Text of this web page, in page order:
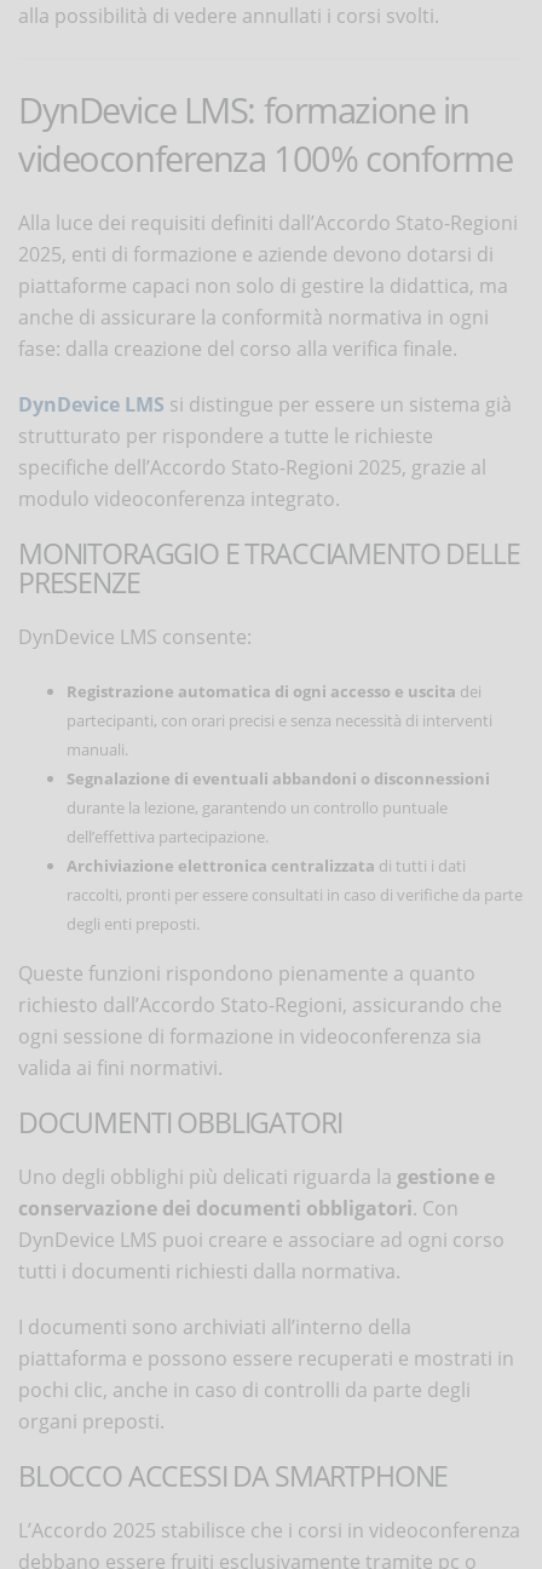
alla possibilità di vedere annullati i corsi svolti.
DynDevice LMS: formazione in
videoconferenza 100% conforme
Alla luce dei requisiti definiti dall’Accordo Stato-Regioni
2025, enti di formazione e aziende devono dotarsi di
piattaforme capaci non solo di gestire la didattica, ma
anche di assicurare la conformità normativa in ogni
fase: dalla creazione del corso alla verifica finale.
DynDevice LMS si distingue per essere un sistema già
strutturato per rispondere a tutte le richieste
specifiche dell’Accordo Stato-Regioni 2025, grazie al
modulo videoconferenza integrato.
MONITORAGGIO E TRACCIAMENTO DELLE
PRESENZE
DynDevice LMS consente:
Registrazione automatica di ogni accesso e uscita dei
partecipanti, con orari precisi e senza necessità di interventi
manuali.
Segnalazione di eventuali abbandoni o disconnessioni
durante la lezione, garantendo un controllo puntuale
dell’effettiva partecipazione.
Archiviazione elettronica centralizzata di tutti i dati
raccolti, pronti per essere consultati in caso di verifiche da parte
degli enti preposti.
Queste funzioni rispondono pienamente a quanto
richiesto dall’Accordo Stato-Regioni, assicurando che
ogni sessione di formazione in videoconferenza sia
valida ai fini normativi.
DOCUMENTI OBBLIGATORI
Uno degli obblighi più delicati riguarda la gestione e
conservazione dei documenti obbligatori. Con
DynDevice LMS puoi creare e associare ad ogni corso
tutti i documenti richiesti dalla normativa.
I documenti sono archiviati all’interno della
piattaforma e possono essere recuperati e mostrati in
pochi clic, anche in caso di controlli da parte degli
organi preposti.
BLOCCO ACCESSI DA SMARTPHONE
L’Accordo 2025 stabilisce che i corsi in videoconferenza
debbano essere fruiti esclusivamente tramite pc o